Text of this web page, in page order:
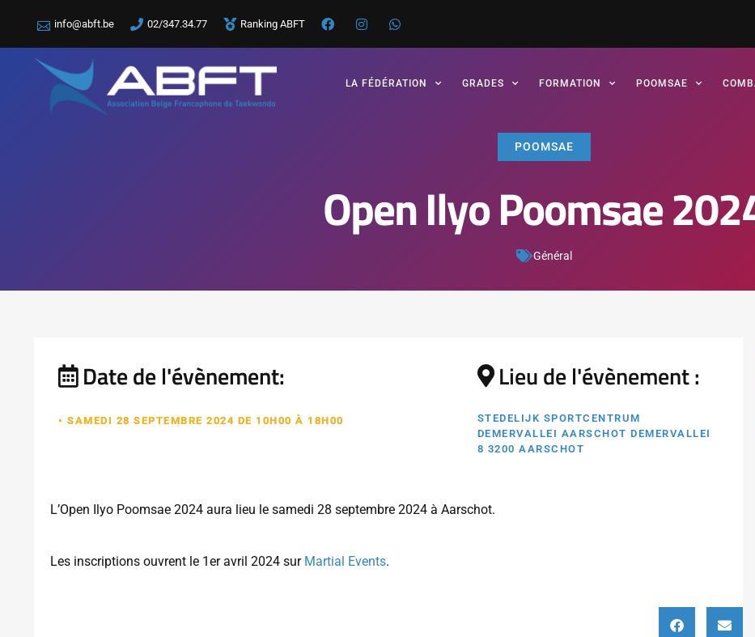
info@abft.be 02/347.34.77 Ranking ABFT
LA FÉDÉRATION GRADES FORMATION POOMSAE
POOMSAE
Open Ilyo Poomsae
Général
Date de l'évènement:
• SAMEDI 28 SEPTEMBRE 2024 DE 10H00 À 18H00
Lieu de l'évènement :
STEDELIJK SPORTCENTRUM
DEMERVALLEI AARSCHOT DEMERVALLEI
8 3200 AARSCHOT
L’Open Ilyo Poomsae 2024 aura lieu le samedi 28 septembre 2024 à Aarschot.
Les inscriptions ouvrent le 1er avril 2024 sur Martial Events.